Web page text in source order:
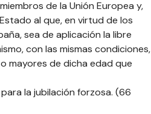
de la Unión Europea y,
al que, en virtud de los
sea de aplicación la libre
con las mismas condiciones,
mayores de dicha edad que
la jubilación forzosa. (66